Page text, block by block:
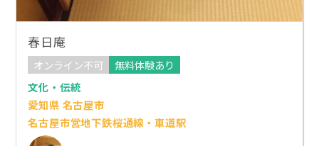
春日庵
オンライン不可
無料体験あり
文化・伝統
愛知県 名古屋市
名古屋市営地下鉄桜通線・車道駅